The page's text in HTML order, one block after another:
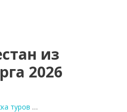
из
2026
туров …